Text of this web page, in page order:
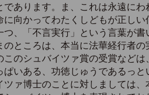
であります。ま、これは永遠に
に向かってわたくしどもが正し
つ、「不言実行」という言葉が
のところは、本当に法華経行者
このシュバイツァ賞の受賞など
ぱいある、功徳じゅうであるっ
ァ博士のことに対しましては、